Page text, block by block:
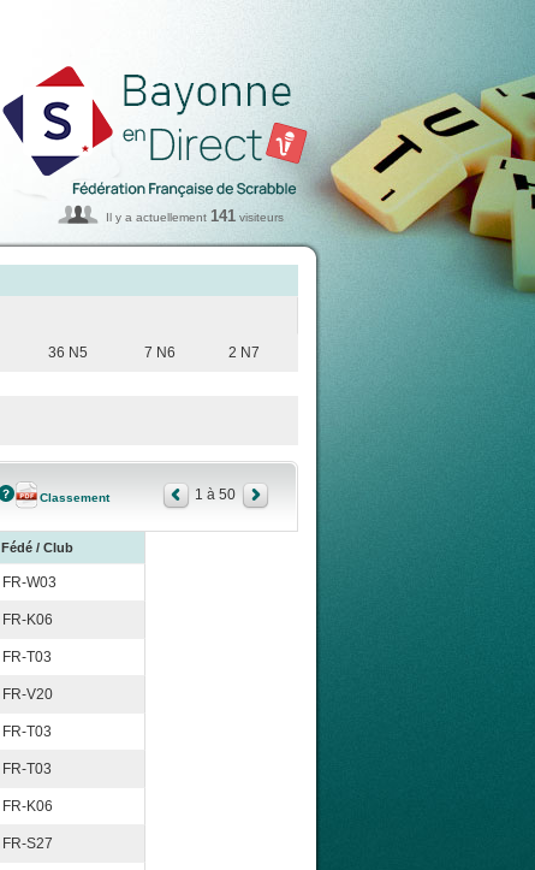
Il y a actuellement 141 visiteurs
36 N5 7 N6 2 N7
Classement 1 à 50
Fédé / Club
FR-W03
FR-K06
FR-T03
FR-V20
FR-T03
FR-T03
FR-K06
FR-S27